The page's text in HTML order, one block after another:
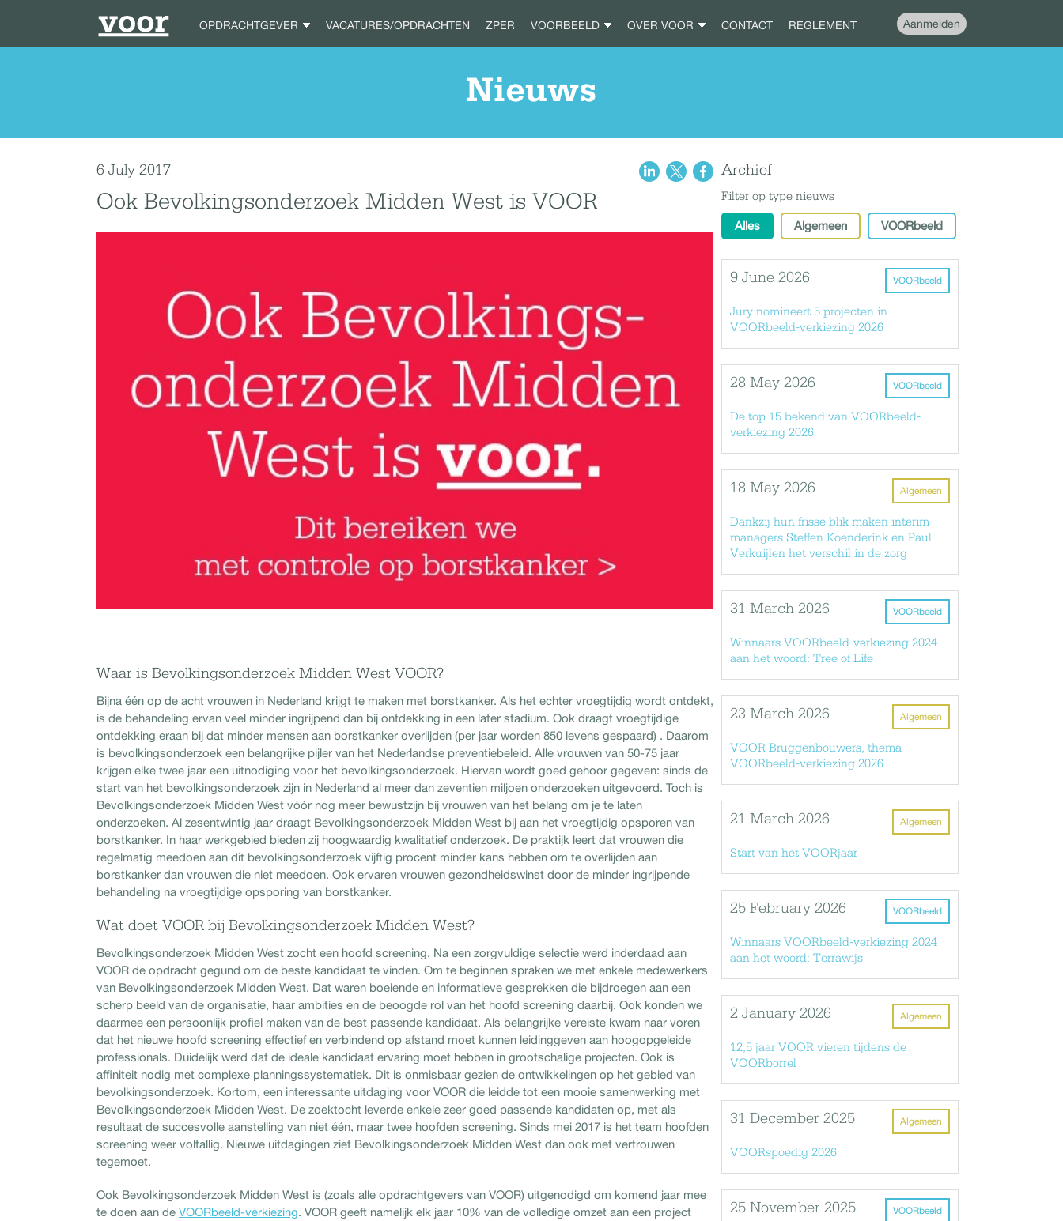
OPDRACHTGEVER VACATURES/OPDRACHTEN ZPER VOORBEELD OVER VOOR CONTACT REGLEMENT Aanmelden
Nieuws
6 July 2017
Ook Bevolkingsonderzoek Midden West is VOOR
Waar is Bevolkingsonderzoek Midden West VOOR?
Bijna één op de acht vrouwen in Nederland krijgt te maken met borstkanker. Als het echter vroegtijdig wordt ontdekt,
is de behandeling ervan veel minder ingrijpend dan bij ontdekking in een later stadium. Ook draagt vroegtijdige
ontdekking eraan bij dat minder mensen aan borstkanker overlijden (per jaar worden 850 levens gespaard) . Daarom
is bevolkingsonderzoek een belangrijke pijler van het Nederlandse preventiebeleid. Alle vrouwen van 50-75 jaar
krijgen elke twee jaar een uitnodiging voor het bevolkingsonderzoek. Hiervan wordt goed gehoor gegeven: sinds de
start van het bevolkingsonderzoek zijn in Nederland al meer dan zeventien miljoen onderzoeken uitgevoerd. Toch is
Bevolkingsonderzoek Midden West vóór nog meer bewustzijn bij vrouwen van het belang om je te laten
onderzoeken. Al zesentwintig jaar draagt Bevolkingsonderzoek Midden West bij aan het vroegtijdig opsporen van
borstkanker. In haar werkgebied bieden zij hoogwaardig kwalitatief onderzoek. De praktijk leert dat vrouwen die
regelmatig meedoen aan dit bevolkingsonderzoek vijftig procent minder kans hebben om te overlijden aan
borstkanker dan vrouwen die niet meedoen. Ook ervaren vrouwen gezondheidswinst door de minder ingrijpende
behandeling na vroegtijdige opsporing van borstkanker.
Wat doet VOOR bij Bevolkingsonderzoek Midden West?
Bevolkingsonderzoek Midden West zocht een hoofd screening. Na een zorgvuldige selectie werd inderdaad aan
VOOR de opdracht gegund om de beste kandidaat te vinden. Om te beginnen spraken we met enkele medewerkers
van Bevolkingsonderzoek Midden West. Dat waren boeiende en informatieve gesprekken die bijdroegen aan een
scherp beeld van de organisatie, haar ambities en de beoogde rol van het hoofd screening daarbij. Ook konden we
daarmee een persoonlijk profiel maken van de best passende kandidaat. Als belangrijke vereiste kwam naar voren
dat het nieuwe hoofd screening effectief en verbindend op afstand moet kunnen leidinggeven aan hoogopgeleide
professionals. Duidelijk werd dat de ideale kandidaat ervaring moet hebben in grootschalige projecten. Ook is
affiniteit nodig met complexe planningssystematiek. Dit is onmisbaar gezien de ontwikkelingen op het gebied van
bevolkingsonderzoek. Kortom, een interessante uitdaging voor VOOR die leidde tot een mooie samenwerking met
Bevolkingsonderzoek Midden West. De zoektocht leverde enkele zeer goed passende kandidaten op, met als
resultaat de succesvolle aanstelling van niet één, maar twee hoofden screening. Sinds mei 2017 is het team hoofden
screening weer voltallig. Nieuwe uitdagingen ziet Bevolkingsonderzoek Midden West dan ook met vertrouwen
tegemoet.
Ook Bevolkingsonderzoek Midden West is (zoals alle opdrachtgevers van VOOR) uitgenodigd om komend jaar mee
te doen aan de VOORbeeld-verkiezing. VOOR geeft namelijk elk jaar 10% van de volledige omzet aan een project
Archief
Filter op type nieuws
Alles Algemeen VOORbeeld
VOORbeeld
9 June 2026
Jury nomineert 5 projecten in
VOORbeeld-verkiezing 2026
VOORbeeld
28 May 2026
De top 15 bekend van VOORbeeld-
verkiezing 2026
Algemeen
18 May 2026
Dankzij hun frisse blik maken interim-
managers Steffen Koenderink en Paul
Verkuijlen het verschil in de zorg
VOORbeeld
31 March 2026
Winnaars VOORbeeld-verkiezing 2024
aan het woord: Tree of Life
Algemeen
23 March 2026
VOOR Bruggenbouwers, thema
VOORbeeld-verkiezing 2026
Algemeen
21 March 2026
Start van het VOORjaar
VOORbeeld
25 February 2026
Winnaars VOORbeeld-verkiezing 2024
aan het woord: Terrawijs
Algemeen
2 January 2026
12,5 jaar VOOR vieren tijdens de
VOORborrel
Algemeen
31 December 2025
VOORspoedig 2026
VOORbeeld
25 November 2025